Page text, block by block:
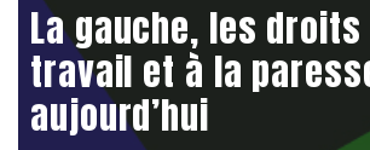
La gauche, les droits
travail et à la
aujourd’hui